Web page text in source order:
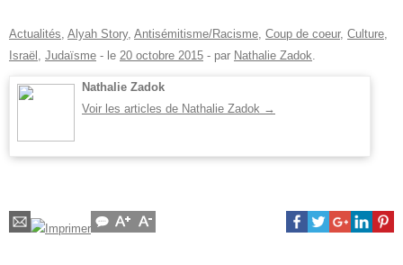
Actualités, Alyah Story, Antisémitisme/Racisme, Coup de coeur, Culture,
Israël , Judaïsme - le 20 octobre 2015 - par Nathalie Zadok.
Nathalie Zadok
Voir les articles de Nathalie Zadok →